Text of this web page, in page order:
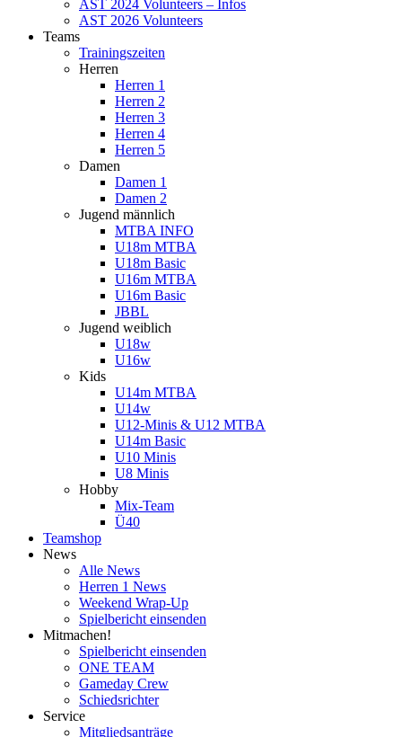
AST 2024 Volunteers – Infos
AST 2026 Volunteers
Teams
Trainingszeiten
Herren
Herren 1
Herren 2
Herren 3
Herren 4
Herren 5
Damen
Damen 1
Damen 2
Jugend männlich
MTBA INFO
U18m MTBA
U18m Basic
U16m MTBA
U16m Basic
JBBL
Jugend weiblich
U18w
U16w
Kids
U14m MTBA
U14w
U12-Minis & U12 MTBA
U14m Basic
U10 Minis
U8 Minis
Hobby
Mix-Team
Ü40
Teamshop
News
Alle News
Herren 1 News
Weekend Wrap-Up
Spielbericht einsenden
Mitmachen!
Spielbericht einsenden
ONE TEAM
Gameday Crew
Schiedsrichter
Service
Mitgliedsanträge